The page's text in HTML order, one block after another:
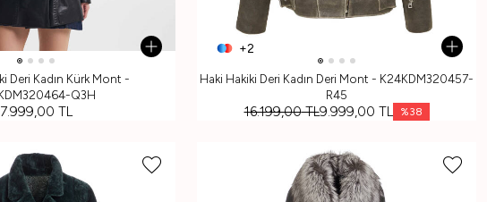
Deri Kadın Kürk Mont -
Q3H
7.999,00 TL
+2
Haki Hakiki Deri Kadın Deri Mont - K24KDM320457-
R45
16.199,00TL9.999,00 TL %38